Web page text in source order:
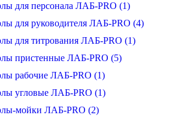
для персонала ЛАБ-PRO (1)
для руководителя ЛАБ-PRO (4)
для титрования ЛАБ-PRO (1)
пристенные ЛАБ-PRO (5)
рабочие ЛАБ-PRO (1)
угловые ЛАБ-PRO (1)
мойки ЛАБ-PRO (2)